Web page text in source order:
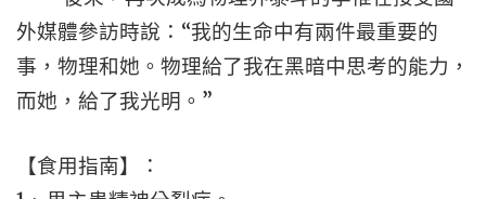
外媒體參訪時說：“我的生命中有兩件最重要的
事，物理和她。物理給了我在黑暗中思考的能力，
而她，給了我光明。”
【食用指南】：